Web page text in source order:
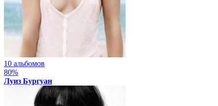
10 альбомов
80%
Луиз Бургуан